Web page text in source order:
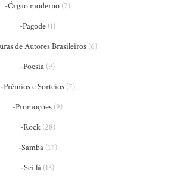
-Órgão moderno (7)
-Pagode (1)
de Autores Brasileiros(6)
-Poesia (9)
-Prêmios e Sorteios(7)
-Promoções (9)
-Rock(28)
-Samba(17)
-Sei lá (13)